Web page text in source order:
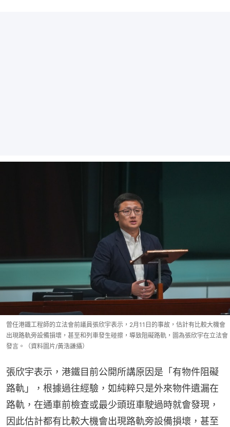
曾任港鐵工程師的立法會前議員張欣宇表示，2月11日的事故，估計有比較大機會
出現路軌旁設備損壞，甚至和列車發生碰擦，導致阻礙路軌，圖為張欣宇在立法會
發言。（資料圖片/黃浩謙攝）
張欣宇表示，港鐵目前公開所講原因是「有物件阻礙
路軌」，根據過往經驗，如純粹只是外來物件遺漏在
路軌，在通車前檢查或最少頭班車駛過時就會發現，
因此估計都有比較大機會出現路軌旁設備損壞，甚至